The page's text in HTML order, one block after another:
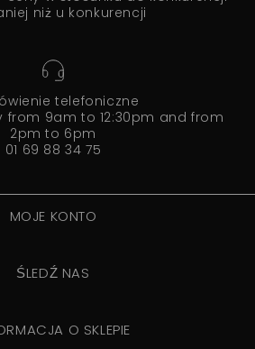
niż u konkurencji
telefoniczne
from 9am to 12:30pm and from
2pm to 6pm
01 69 88 34 75
MOJE KONTO
ŚLEDŹ NAS
O SKLEPIE